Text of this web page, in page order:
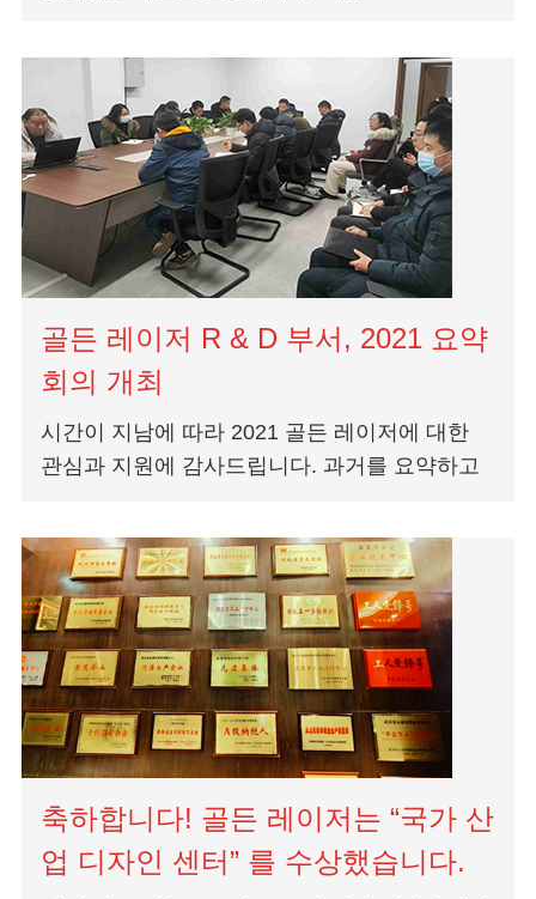
저 솔루션을 사용자 정의했습니다.
골든 레이저 R & D 부서, 2021 요약
회의 개최
시간이 지남에 따라 2021 골든 레이저에 대한
관심과 지원에 감사드립니다. 과거를 요약하고
족 금속 제조 라가되는 것을 목표로합니다.
축하합니다! 골든 레이저는 “국가 산
업 디자인 센터” 를 수상했습니다.